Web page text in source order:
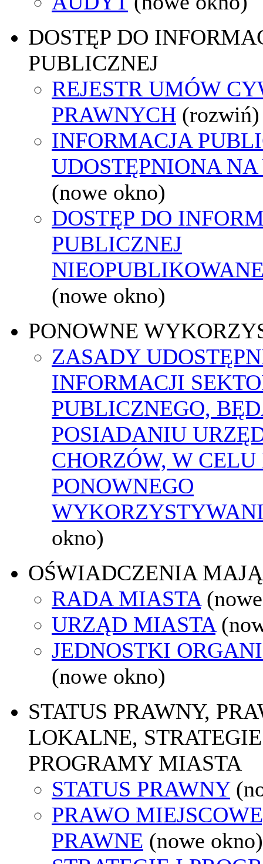
DOSTĘP DO
PUBLICZNEJ
REJESTR UMÓW
PRAWNYCH (rozwiń)
INFORMACJA
UDOSTĘPNIONA
(nowe okno)
DOSTĘP DO
PUBLICZNEJ
(nowe okno)
PONOWNE
ZASADY
INFORMACJI
PUBLICZNEGO,
POSIADANIU
CHORZÓW, W
PONOWNEGO
okno)
OŚWIADCZENIA
RADA MIASTA
URZĄD MIASTA
JEDNOSTKI
(nowe okno)
STATUS PRAWNY,
LOKALNE,
PROGRAMY MIASTA
STATUS PRAWNY
PRAWO
PRAWNE (nowe okno)